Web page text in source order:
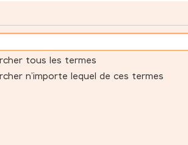
tous les termes
n’importe lequel de ces termes